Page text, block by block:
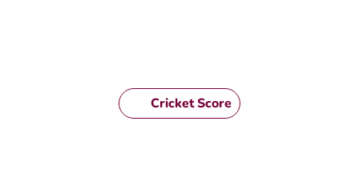
Cricket Score